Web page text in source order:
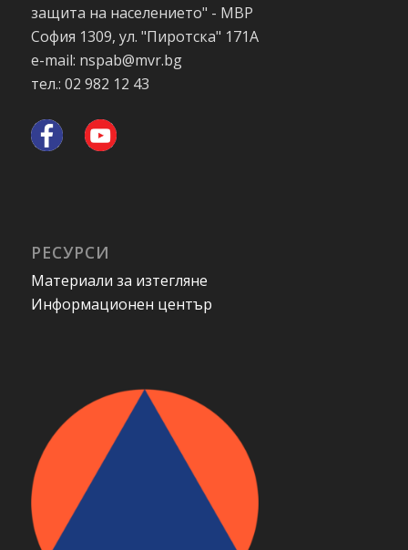
защита на населението" - МВР
София 1309, ул. "Пиротска" 171А
e-mail: nspab@mvr.bg
тел.: 02 982 12 43
РЕСУРСИ
Материали за изтегляне
Информационен център